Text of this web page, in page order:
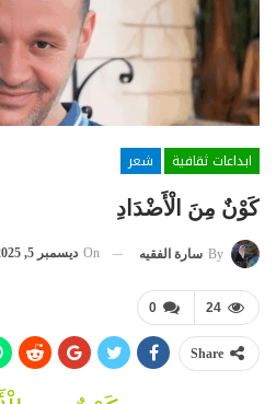
ابداعات ثقافية
شعر
كَوْنٌ مِنَ الْأَضْدَادِ
By سارة الفقيه On ديسمبر 5, 2025
0 24
Share